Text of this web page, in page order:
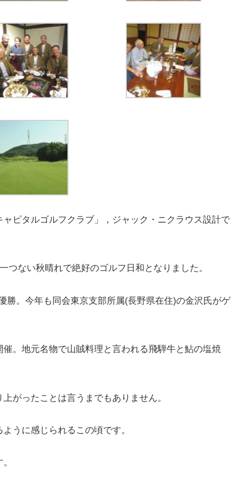
ピタルゴルフクラブ」，ジャック・ニクラウス設計で
つない秋晴れで絶好のゴルフ日和となりました。
勝。今年も同会東京支部所属(長野県在住)の金沢氏がゲ
。地元名物で山賊料理と言われる飛騨牛と鮎の塩焼
がったことは言うまでもありません。
うに感じられるこの頃です。